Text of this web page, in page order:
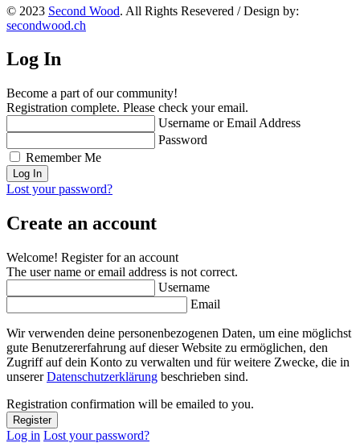
© 2023 Second Wood. All Rights Resevered / Design by:
secondwood.ch
Log In
Become a part of our community!
Registration complete. Please check your email.
Username or Email Address
Password
Remember Me
Lost your password?
Create an account
Welcome! Register for an account
The user name or email address is not correct.
Username
Email
Wir verwenden deine personenbezogenen Daten, um eine möglichst
gute Benutzererfahrung auf dieser Website zu ermöglichen, den
Zugriff auf dein Konto zu verwalten und für weitere Zwecke, die in
unsererDatenschutzerklärung beschrieben sind.
Registration confirmation will be emailed to you.
Log in Lost your password?